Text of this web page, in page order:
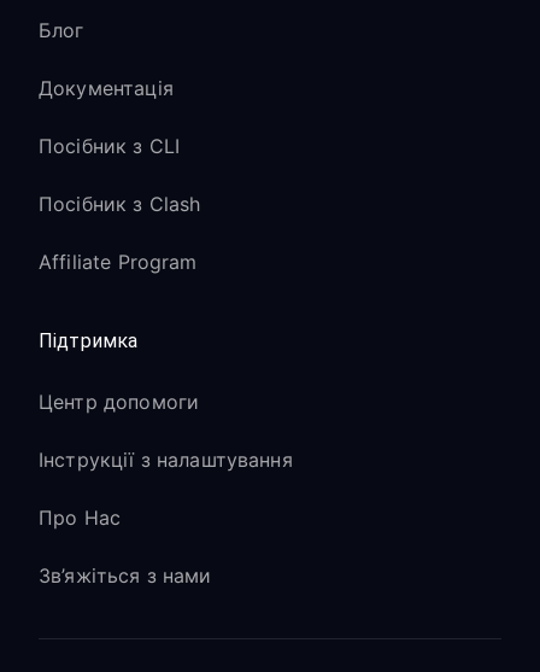
Блог
Документація
Посібник з CLI
Посібник з Clash
Affiliate Program
Підтримка
Центр допомоги
Інструкції з налаштування
Про Нас
Зв’яжіться з нами